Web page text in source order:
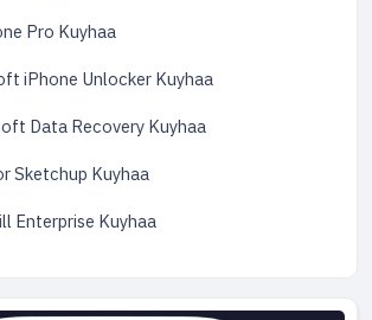
Pro Kuyhaa
iPhone Unlocker Kuyhaa
Data Recovery Kuyhaa
Sketchup Kuyhaa
Enterprise Kuyhaa